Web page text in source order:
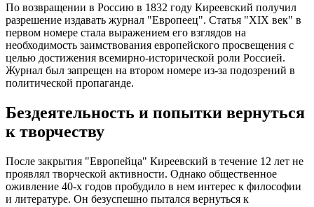
По возвращении в Россию в 1832 году Киреевский получил
разрешение издавать журнал "Европеец". Статья "XIX век" в
первом номере стала выражением его взглядов на
необходимость заимствования европейского просвещения с
целью достижения всемирно-исторической роли Россией.
Журнал был запрещен на втором номере из-за подозрений в
политической пропаганде.
Бездеятельность и попытки вернуться
к творчеству
После закрытия "Европейца" Киреевский в течение 12 лет не
проявлял творческой активности. Однако общественное
оживление 40-х годов пробудило в нем интерес к философии
и литературе. Он безуспешно пытался вернуться к